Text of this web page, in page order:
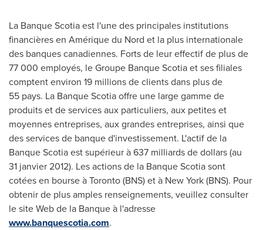
La Banque Scotia est l'une des principales institutions
financières en Amérique du Nord et la plus internationale
des banques canadiennes. Forts de leur effectif de plus de
77 000 employés, le Groupe Banque Scotia et ses filiales
comptent environ 19 millions de clients dans plus de
55 pays. La Banque Scotia offre une large gamme de
produits et de services aux particuliers, aux petites et
moyennes entreprises, aux grandes entreprises, ainsi que
des services de banque d'investissement. L'actif de la
Banque Scotia est supérieur à 637 milliards de dollars (au
31 janvier 2012). Les actions de la Banque Scotia sont
cotées en bourse àToronto(BNS) et à New York (BNS). Pour
obtenir de plus amples renseignements, veuillez consulter
le site Web de la Banque à l'adresse
www.banquescotia.com.